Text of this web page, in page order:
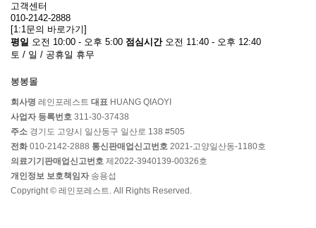
고객센터
010-2142-2888
[1:1문의 바로가기]
평일 오전 10:00 - 오후 5:00 점심시간오전 11:40 - 오후 12:40
토 / 일 / 공휴일 휴무
봉봉몰
회사명 레인포레스트 대표 HUANG QIAOYI
사업자 등록번호 311-30-37438
주소 경기도 고양시 일산동구 일산로 138 #505
전화 010-2142-2888 통신판매업신고번호 2021-고양일산동-1180호
의료기기판매업신고번호 제2022-3940139-00326호
개인정보 보호책임자 송용섭
Copyright © 레인포레스트. All Rights Reserved.